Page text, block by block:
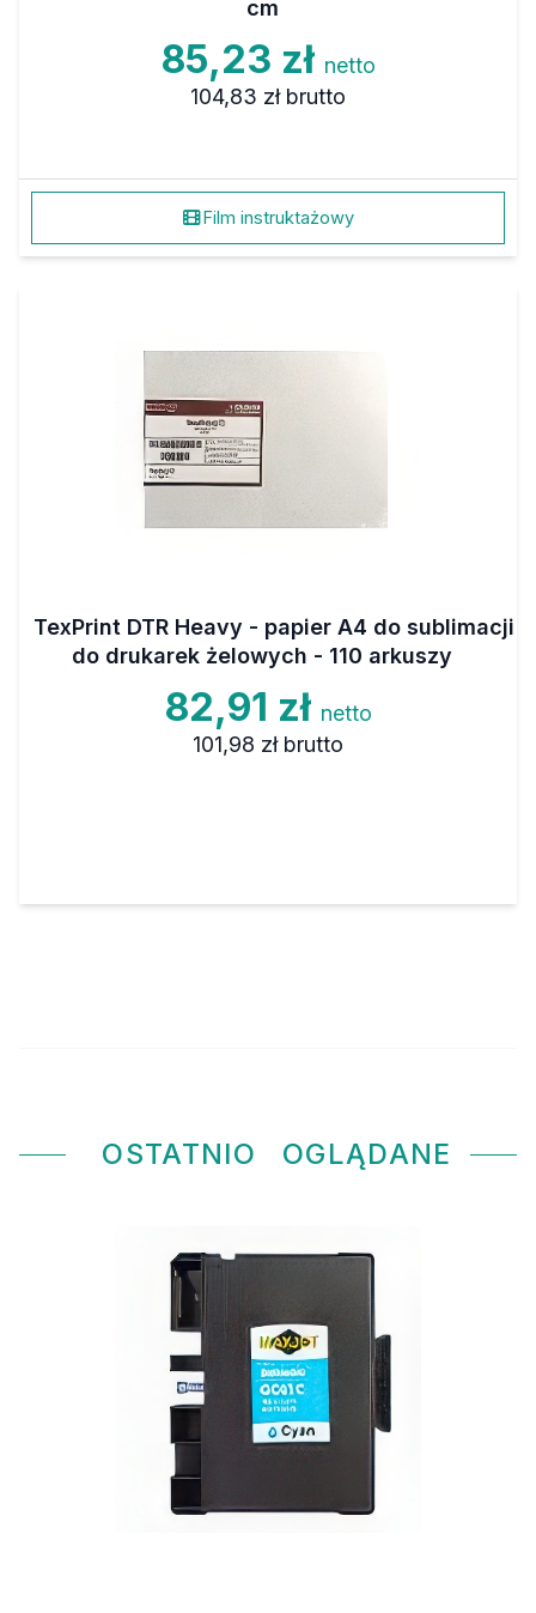
cm
85,23 zł netto
104,83 zł brutto
Film instruktażowy
TexPrint DTR Heavy - papier A4 do sublimacji
do drukarek żelowych - 110 arkuszy
82,91 zł netto
101,98 zł brutto
OSTATNIO OGLĄDANE